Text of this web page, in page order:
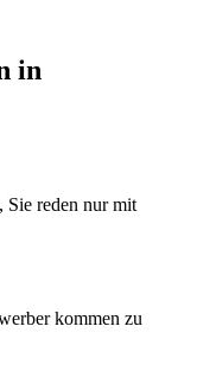
in
reden nur mit
kommen zu